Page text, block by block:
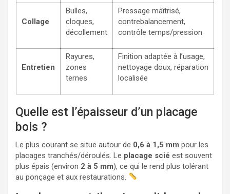
Collage
Bulles,
cloques,
décollement
Pressage maîtrisé,
contrebalancement,
contrôle temps/pression
Entretien
Rayures,
zones
ternes
Finition adaptée à l’usage,
nettoyage doux, réparation
localisée
Quelle est l’épaisseur d’un placage
bois ?
Le plus courant se situe autour de 0,6 à 1,5 mm pour les
placages tranchés/déroulés. Le placage scié est souvent
plus épais (environ 2 à 5 mm), ce qui le rend plus tolérant
au ponçage et aux restaurations.